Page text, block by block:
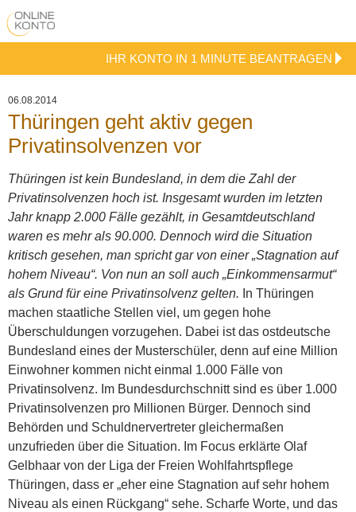
IHR KONTO IN 1 MINUTE BEANTRAGEN
06.08.2014
Thüringen geht aktiv gegen
Privatinsolvenzen vor
Thüringen ist kein Bundesland, in dem die Zahl der
Privatinsolvenzen hoch ist. Insgesamt wurden im letzten
Jahr knapp 2.000 Fälle gezählt, in Gesamtdeutschland
waren es mehr als 90.000. Dennoch wird die Situation
kritisch gesehen, man spricht gar von einer „Stagnation auf
hohem Niveau“. Von nun an soll auch „Einkommensarmut“
als Grund für eine Privatinsolvenz gelten. In Thüringen
machen staatliche Stellen viel, um gegen hohe
Überschuldungen vorzugehen. Dabei ist das ostdeutsche
Bundesland eines der Musterschüler, denn auf eine Million
Einwohner kommen nicht einmal 1.000 Fälle von
Privatinsolvenz. Im Bundesdurchschnitt sind es über 1.000
Privatinsolvenzen pro Millionen Bürger. Dennoch sind
Behörden und Schuldnervertreter gleichermaßen
unzufrieden über die Situation. Im Focus erklärte Olaf
Gelbhaar von der Liga der Freien Wohlfahrtspflege
Thüringen, dass er „eher eine Stagnation auf sehr hohem
Niveau als einen Rückgang“ sehe. Scharfe Worte, und das